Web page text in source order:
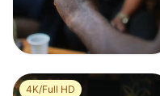
Groupe d’amis qui célèbre en se prenant en photo
0 0
4K/Full HD